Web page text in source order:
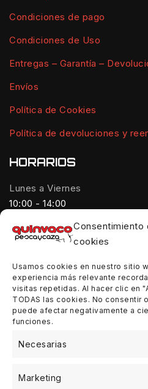
Consentimiento
cookies
Usamos cookies en nuestro sitio
experiencia más relevante
visitas repetidas. Al hacer clic en
TODAS las cookies. No consentir
puede afectar negativamente a
funciones.
Necesarias
Marketing
Condiciones de pago
Condiciones de Uso
Entregas – Garantía –
Envíos
Política de Cookies
Política de devoluciones y
HORARIOS
Lunes a Viernes
10:00 - 14:00
Tardes:
18:00 - 21:00
Sábados:
10:00 - 14:00
Domingos:
Cerrado